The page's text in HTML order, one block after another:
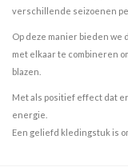
verschillende seizoenen
Op deze manier bieden
met elkaar te combineren
blazen.
Met als positief effect dat
energie.
Een geliefd kledingstuk is